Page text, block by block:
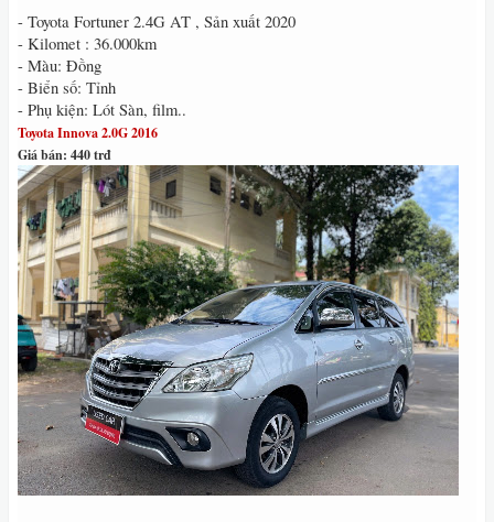
- Toyota Fortuner 2.4G AT , Sản xuất 2020
- Kilomet : 36.000km
- Màu: Đồng
- Biển số: Tỉnh
- Phụ kiện: Lót Sàn, film..
Toyota Innova 2.0G 2016
Giá bán: 440 trđ